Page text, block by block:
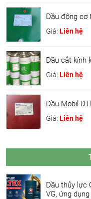
Dầu động cơ
Giá: Liên hệ
Dầu cắt kính
Giá: Liên hệ
Dầu Mobil
Giá: Liên hệ
Dầu thủy lực
VG, ứng